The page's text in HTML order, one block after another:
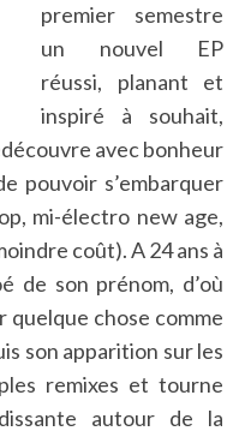
premier semestre
un nouvel EP
réussi, planant et
inspiré à souhait,
avec bonheur
pouvoir s’embarquer
mi-électro new age,
coût). A 24 ans à
de son prénom, d’où
quelque chose comme
son apparition sur les
remixes et tourne
autour de la